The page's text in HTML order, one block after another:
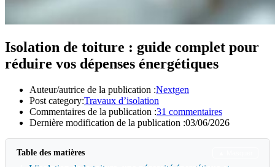
Isolation de toiture : guide complet pour
réduire vos dépenses énergétiques
Auteur/autrice de la publication :Nextgen
Post category:Travaux d’isolation
Commentaires de la publication :31 commentaires
Dernière modification de la publication :03/06/2026
Table des matières